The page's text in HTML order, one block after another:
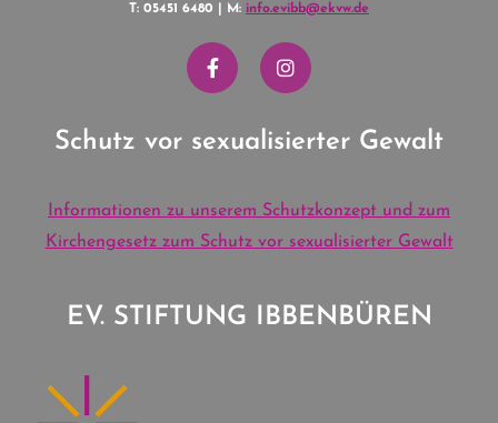
T: 05451 6480 | M: info.evibb@ekvw.de
Schutz vor sexualisierter Gewalt
Informationen zu unserem Schutzkonzept und zum
Kirchengesetz zum Schutz vor sexualisierter Gewalt
EV. STIFTUNG IBBENBÜREN